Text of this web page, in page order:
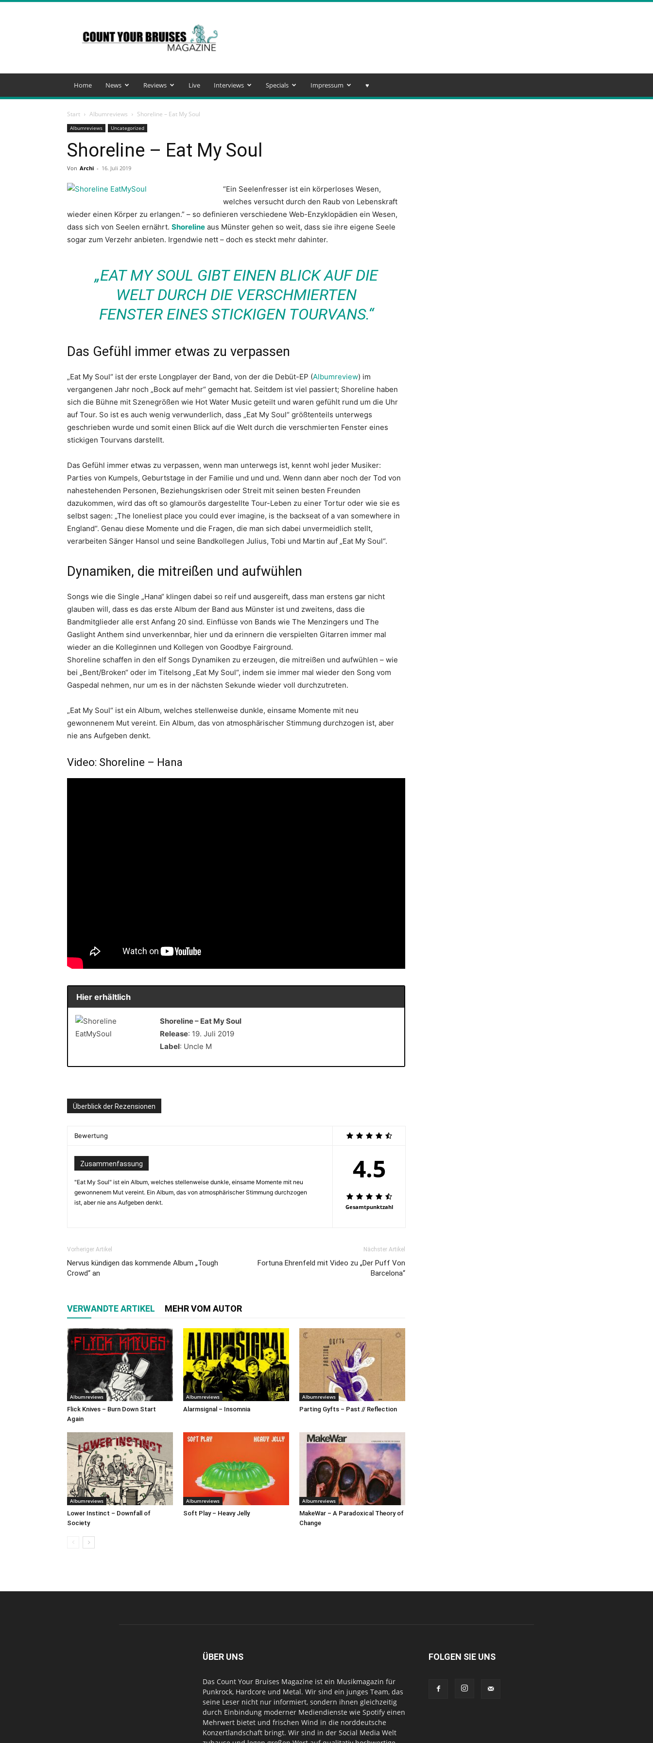
Your
Bruises
Magazine
Home News Reviews Live Interviews Specials Impressum ♥️
Start Albumreviews Shoreline – Eat My Soul
Albumreviews Uncategorized
Shoreline – Eat My Soul
Von Archi - 16. Juli 2019
“Ein Seelenfresser ist ein körperloses Wesen,
welches versucht durch den Raub von Lebenskraft
wieder einen Körper zu erlangen.” – so definieren verschiedene Web-Enzyklopädien ein Wesen,
dass sich von Seelen ernährt. Shoreline aus Münster gehen so weit, dass sie ihre eigene Seele
sogar zum Verzehr anbieten. Irgendwie nett – doch es steckt mehr dahinter.
„EAT MY SOUL GIBT EINEN BLICK AUF DIE
WELT DURCH DIE VERSCHMIERTEN
FENSTER EINES STICKIGEN TOURVANS.“
Das Gefühl immer etwas zu verpassen
„Eat My Soul“ ist der erste Longplayer der Band, von der die Debüt-EP (Albumreview) im
vergangenen Jahr noch „Bock auf mehr“ gemacht hat. Seitdem ist viel passiert; Shoreline haben
sich die Bühne mit Szenegrößen wie Hot Water Music geteilt und waren gefühlt rund um die Uhr
auf Tour. So ist es auch wenig verwunderlich, dass „Eat My Soul“ größtenteils unterwegs
geschrieben wurde und somit einen Blick auf die Welt durch die verschmierten Fenster eines
stickigen Tourvans darstellt.
Das Gefühl immer etwas zu verpassen, wenn man unterwegs ist, kennt wohl jeder Musiker:
Parties von Kumpels, Geburtstage in der Familie und und und. Wenn dann aber noch der Tod von
nahestehenden Personen, Beziehungskrisen oder Streit mit seinen besten Freunden
dazukommen, wird das oft so glamourös dargestellte Tour-Leben zu einer Tortur oder wie sie es
selbst sagen: „The loneliest place you could ever imagine, is the backseat of a van somewhere in
England“. Genau diese Momente und die Fragen, die man sich dabei unvermeidlich stellt,
verarbeiten Sänger Hansol und seine Bandkollegen Julius, Tobi und Martin auf „Eat My Soul“.
Dynamiken, die mitreißen und aufwühlen
Songs wie die Single „Hana“ klingen dabei so reif und ausgereift, dass man erstens gar nicht
glauben will, dass es das erste Album der Band aus Münster ist und zweitens, dass die
Bandmitglieder alle erst Anfang 20 sind. Einflüsse von Bands wie The Menzingers und The
Gaslight Anthem sind unverkennbar, hier und da erinnern die verspielten Gitarren immer mal
wieder an die Kolleginnen und Kollegen von Goodbye Fairground.
Shoreline schaffen in den elf Songs Dynamiken zu erzeugen, die mitreißen und aufwühlen – wie
bei „Bent/Broken“ oder im Titelsong „Eat My Soul“, indem sie immer mal wieder den Song vom
Gaspedal nehmen, nur um es in der nächsten Sekunde wieder voll durchzutreten.
„Eat My Soul“ ist ein Album, welches stellenweise dunkle, einsame Momente mit neu
gewonnenem Mut vereint. Ein Album, das von atmosphärischer Stimmung durchzogen ist, aber
nie ans Aufgeben denkt.
Video: Shoreline – Hana
Hier erhältlich
Shoreline – Eat My Soul
Release: 19. Juli 2019
Label: Uncle M
Überblick der Rezensionen
Bewertung
Zusammenfassung
"Eat My Soul" ist ein Album, welches stellenweise dunkle, einsame Momente mit neu
gewonnenem Mut vereint. Ein Album, das von atmosphärischer Stimmung durchzogen
ist, aber nie ans Aufgeben denkt.
4.5
Gesamtpunktzahl
Vorheriger Artikel
Nervus kündigen das kommende Album „Tough
Crowd“ an
Nächster Artikel
Fortuna Ehrenfeld mit Video zu „Der Puff Von
Barcelona“
VERWANDTE ARTIKEL MEHR VOM AUTOR
Albumreviews
Flick Knives – Burn Down Start
Again
Albumreviews
Alarmsignal – Insomnia
Albumreviews
Parting Gyfts – Past // Reflection
Albumreviews
Lower Instinct – Downfall of
Society
Albumreviews
Soft Play – Heavy Jelly
Albumreviews
MakeWar – A Paradoxical Theory of
Change
ÜBER UNS
Das Count Your Bruises Magazine ist ein Musikmagazin für
Punkrock, Hardcore und Metal. Wir sind ein junges Team, das
seine Leser nicht nur informiert, sondern ihnen gleichzeitig
durch Einbindung moderner Mediendienste wie Spotify einen
Mehrwert bietet und frischen Wind in die norddeutsche
Konzertlandschaft bringt. Wir sind in der Social Media Welt
FOLGEN SIE UNS